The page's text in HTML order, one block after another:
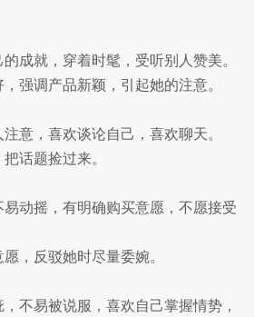
成就，穿着时髦，受听别人赞美。
强调产品新颖，引起她的注意。
意，喜欢谈论自己，喜欢聊天。
话题捡过来。
动摇，有明确购买意愿，不愿接受
，反驳她时尽量委婉。
不易被说服，喜欢自己掌握情势，